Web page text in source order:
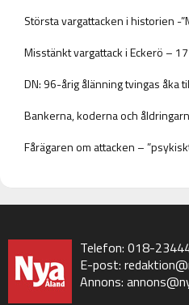
Största vargattacken i historien -
Misstänkt vargattack i Eckerö –
DN: 96-årig ålänning tvingas åka
Bankerna, koderna och
Fårägaren om attacken –
Telefon: 018-
E-post:
Annons: